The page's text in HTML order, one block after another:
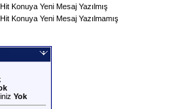
Hit Konuya Yeni Mesaj Yazılmış
Hit Konuya Yeni Mesaj Yazılmamış
Yok